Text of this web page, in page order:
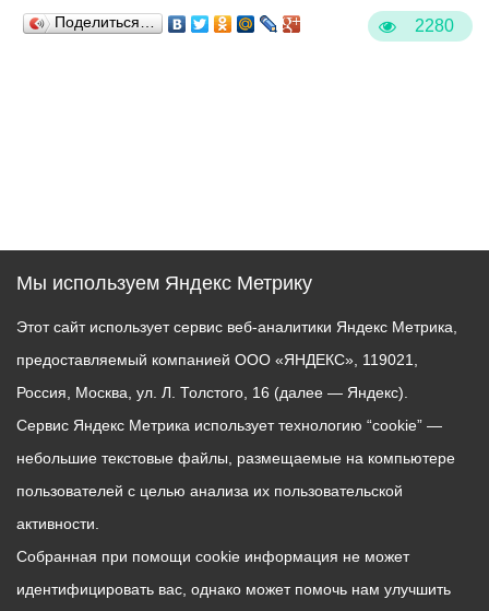
2280
Поделиться…
Мы используем Яндекс Метрику
Этот сайт использует сервис веб-аналитики Яндекс Метрика,
предоставляемый компанией ООО «ЯНДЕКС», 119021,
Россия, Москва, ул. Л. Толстого, 16 (далее — Яндекс).
Сервис Яндекс Метрика использует технологию “cookie” —
небольшие текстовые файлы, размещаемые на компьютере
пользователей с целью анализа их пользовательской
активности.
Собранная при помощи cookie информация не может
идентифицировать вас, однако может помочь нам улучшить